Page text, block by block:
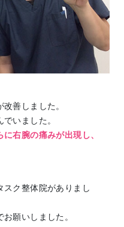
善しました。
いました。
右腕の痛みが出現し、
スク整体院がありまし
願いしました。